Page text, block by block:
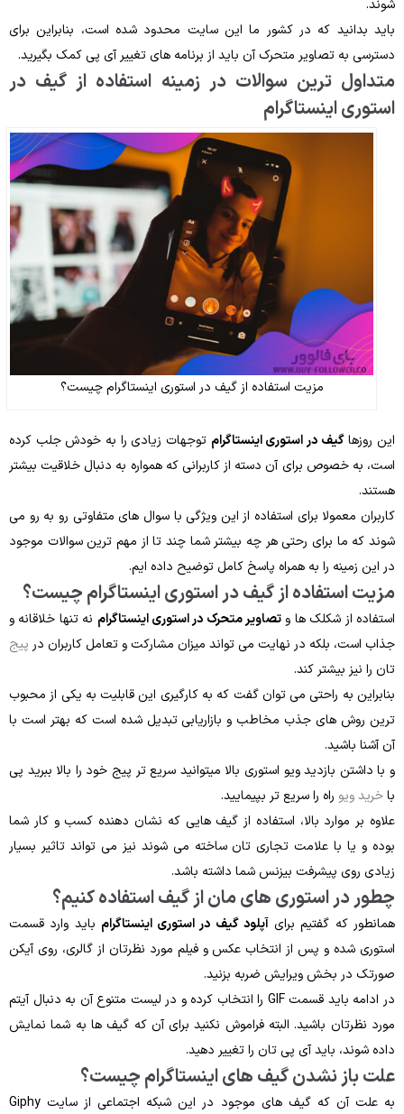
شوند.
باید بدانید که در کشور ما این سایت محدود شده است، بنابراین برای
دسترسی به تصاویر متحرک آن باید از برنامه های تغییر آی پی کمک بگیرید.
متداول ترین سوالات در زمینه استفاده از گیف در
استوری اینستاگرام
مزیت استفاده از گیف در استوری اینستاگرام چیست؟
این روزهاگیف در استوری اینستاگرام توجهات زیادی را به خودش جلب کرده
است، به خصوص برای آن دسته از کاربرانی که همواره به دنبال خلاقیت بیشتر
هستند.
کاربران معمولا برای استفاده از این ویژگی با سوال های متفاوتی رو به رو می
شوند که ما برای رحتی هر چه بیشتر شما چند تا از مهم ترین سوالات موجود
در این زمینه را به همراه پاسخ کامل توضیح داده ایم.
مزیت استفاده از گیف در استوری اینستاگرام چیست؟
استفاده از شکلک ها و تصاویر متحرک در استوری اینستاگرام نه تنها خلاقانه و
جذاب است، بلکه در نهایت می تواند میزان مشارکت و تعامل کاربران در پیج
تان را نیز بیشتر کند.
بنابراین به راحتی می توان گفت که به کارگیری این قابلیت به یکی از محبوب
ترین روش های جذب مخاطب و بازاریابی تبدیل شده است که بهتر است با
آن آشنا باشید.
و با داشتن بازدید ویو استوری بالا میتوانید سریع تر پیج خود را بالا ببرید پی
باخرید ویو راه را سریع تر بپیمایید.
علاوه بر موارد بالا، استفاده از گیف هایی که نشان دهنده کسب و کار شما
بوده و یا با علامت تجاری تان ساخته می شوند نیز می تواند تاثیر بسیار
زیادی روی پیشرفت بیزنس شما داشته باشد.
چطور در استوری های مان از گیف استفاده کنیم؟
همانطور که گفتیم برایآپلود گیف در استوری اینستاگرام باید وارد قسمت
استوری شده و پس از انتخاب عکس و فیلم مورد نظرتان از گالری، روی آیکن
صورتک در بخش ویرایش ضربه بزنید.
در ادامه باید قسمت GIF را انتخاب کرده و در لیست متنوع آن به دنبال آیتم
مورد نظرتان باشید. البته فراموش نکنید برای آن که گیف ها به شما نمایش
داده شوند، باید آی پی تان را تغییر دهید.
علت باز نشدن گیف های اینستاگرام چیست؟
به علت آن که گیف های موجود در این شبکه اجتماعی از سایت Giphy